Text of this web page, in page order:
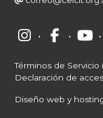
· · ·
Términos de Servicio
Declaración de
Diseño web y